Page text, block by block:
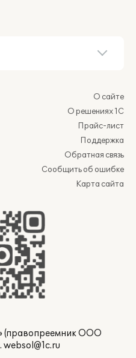
О сайте
О решениях 1С
Прайс-лист
Поддержка
Обратная связь
Сообщить об ошибке
Карта сайта
(правопреемник ООО
websol@1c.ru